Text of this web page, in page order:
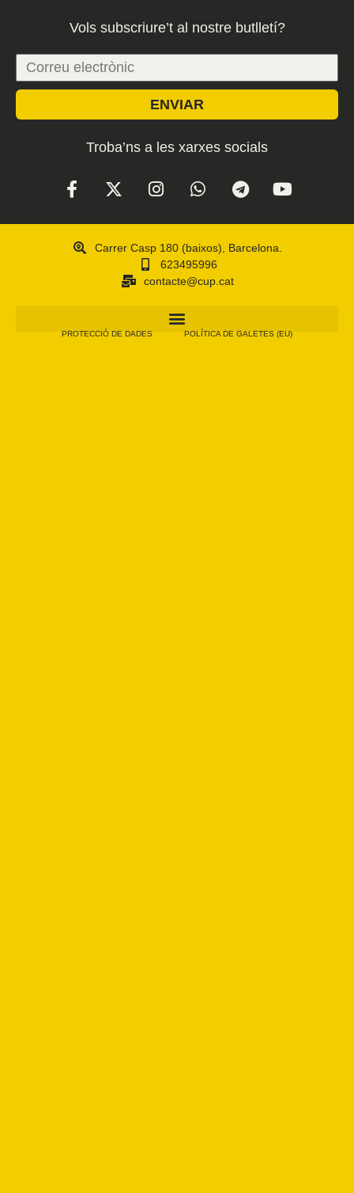
Vols subscriure’t al nostre butlletí?
ENVIAR
Troba’ns a les xarxes socials
Carrer Casp 180 (baixos), Barcelona.
623495996
contacte@cup.cat
PROTECCIÓ DE DADES POLÍTICA DE GALETES (EU)